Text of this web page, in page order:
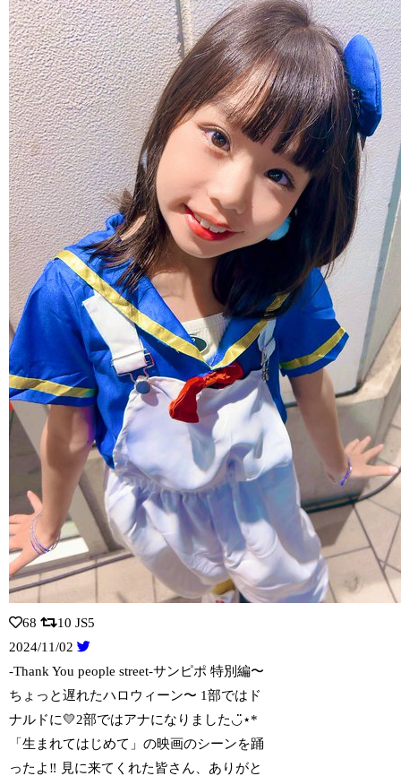
68 10 JS5
2024/11/02
-Thank You people street-サンピポ 特別編〜
ちょっと遅れたハロウィーン〜 1部ではド
ナルドに💛2部ではアナになりました◡̈⋆*
「生まれてはじめて」の映画のシーンを踊
ったよ‼︎ 見に来てくれた皆さん、ありがと